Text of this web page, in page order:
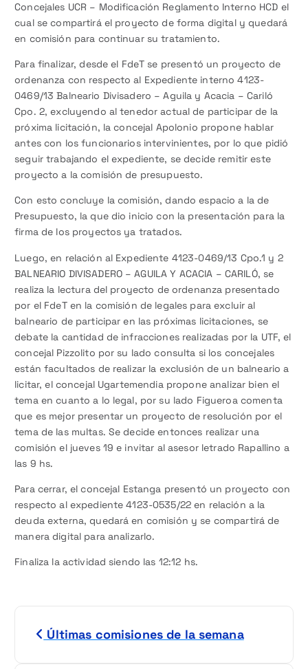
Concejales UCR – Modificación Reglamento Interno HCD el
cual se compartirá el proyecto de forma digital y quedará
en comisión para continuar su tratamiento.
Para finalizar, desde el FdeT se presentó un proyecto de
ordenanza con respecto al Expediente interno 4123-
0469/13 Balneario Divisadero – Aguila y Acacia – Cariló
Cpo. 2, excluyendo al tenedor actual de participar de la
próxima licitación, la concejal Apolonio propone hablar
antes con los funcionarios intervinientes, por lo que pidió
seguir trabajando el expediente, se decide remitir este
proyecto a la comisión de presupuesto.
Con esto concluye la comisión, dando espacio a la de
Presupuesto, la que dio inicio con la presentación para la
firma de los proyectos ya tratados.
Luego, en relación al Expediente 4123-0469/13 Cpo.1 y 2
BALNEARIO DIVISADERO – AGUILA Y ACACIA – CARILÓ, se
realiza la lectura del proyecto de ordenanza presentado
por el FdeT en la comisión de legales para excluir al
balneario de participar en las próximas licitaciones, se
debate la cantidad de infracciones realizadas por la UTF, el
concejal Pizzolito por su lado consulta si los concejales
están facultados de realizar la exclusión de un balneario a
licitar, el concejal Ugartemendia propone analizar bien el
tema en cuanto a lo legal, por su lado Figueroa comenta
que es mejor presentar un proyecto de resolución por el
tema de las multas. Se decide entonces realizar una
comisión el jueves 19 e invitar al asesor letrado Rapallino a
las 9 hs.
Para cerrar, el concejal Estanga presentó un proyecto con
respecto al expediente 4123-0535/22 en relación a la
deuda externa, quedará en comisión y se compartirá de
manera digital para analizarlo.
Finaliza la actividad siendo las 12:12 hs.
Últimas comisiones de la semana